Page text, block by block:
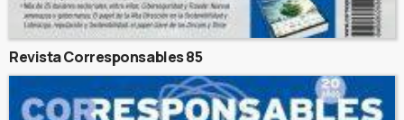
Revista Corresponsables 85